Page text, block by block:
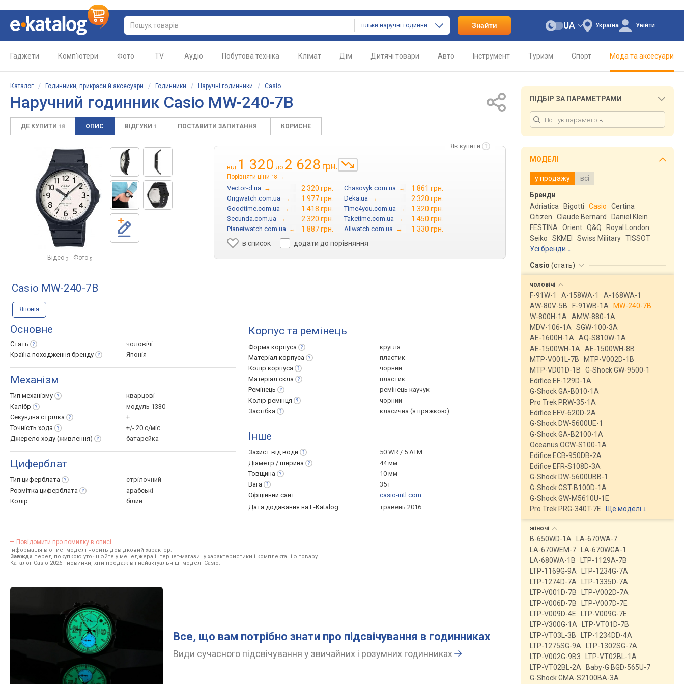
тільки наручні годинники Знайти Україна
UA Увійти
Гаджети Комп'ютери Фото TV Аудіо Побутова техніка Клімат Дім Дитячі товари Авто Інструмент Туризм Спорт Мода та аксесуари
Каталог / Годинники, прикраси й аксесуари / Годинники / Наручні годинники / Casio
Наручний годинник Casio MW-240-7B
ДЕ КУПИТИ 18 ОПИС ВІДГУКИ 1 ПОСТАВИТИ ЗАПИТАННЯ КОРИСНЕ
Відео 3 Фото 5
Як купити
від 1 320 до 2 628 грн.
Порівняти ціни 18 →
Vector-d.ua → 2 320 грн. Chasovyk.com.ua → 1 861 грн.
Origwatch.com.ua → 1 977 грн. Deka.ua → 2 320 грн.
Goodtime.com.ua → 1 418 грн. Time4you.com.ua → 1 320 грн.
Secunda.com.ua → 2 320 грн. Taketime.com.ua → 1 450 грн.
Planetwatch.com.ua → 1 887 грн. Allwatch.com.ua →
1 330 грн.
в список
додати до порівняння
Casio MW-240-7B
Японія
Основне
Стать
чоловічі
Країна походження бренду Японія
Механізм
Тип механізму
кварцові
Калібр
модуль 1330
Секундна стрілка
+
Точність хода
+/- 20 с/міс
Джерело ходу (живлення) батарейка
Циферблат
Тип циферблата
стрілочний
Розмітка циферблата
арабські
Колір
білий
Корпус та ремінець
Форма корпуса
кругла
Матеріал корпуса
пластик
Колір корпуса
чорний
Матеріал скла
пластик
Ремінець
ремінець каучук
Колір ремінця
чорний
Застібка
класична (з пряжкою)
Інше
Захист від води
50 WR / 5 ATM
Діаметр / ширина
44 мм
Товщина
10 мм
Вага
35 г
Офіційний сайт
casio-intl.com
Дата додавання на E-Katalog
травень 2016
Повідомити про помилку в описі
Інформація в описі моделі носить довідковий характер.
Завжди перед покупкою уточнюйте у менеджера інтернет-магазину характеристики і комплектацію товару
Каталог Casio 2026 - новинки, хіти продажів і найактуальніші моделі Casio.
Все, що вам потрібно знати про підсвічування в годинниках
Види сучасного підсвічування у звичайних і розумних годинниках
ПІДБІР ЗА ПАРАМЕТРАМИ
МОДЕЛІ
у продажу всі
Бренди
Adriatica
Bigotti Casio
Certina
Citizen
Claude Bernard
Daniel Klein
FESTINA
Orient Q&Q
Royal London
Seiko
SKMEI Swiss Military TISSOT
Усі бренди
Casio (стать)
чоловічі
F-91W-1 A-158WA-1
A-168WA-1
AW-80V-5B
F-91WB-1A
MW-240-7B
W-800H-1A
AMW-880-1A
MDV-106-1A
SGW-100-3A
AE-1600H-1A
AQ-S810W-1A
AE-1500WH-1A
AE-1500WH-8B
MTP-V001L-7B
MTP-V002D-1B
MTP-VD01D-1B
G-Shock GW-9500-1
Edifice EF-129D-1A
G-Shock GA-B010-1A
Pro Trek PRW-35-1A
Edifice EFV-620D-2A
G-Shock DW-5600UE-1
G-Shock GA-B2100-1A
Oceanus OCW-S100-1A
Edifice ECB-950DB-2A
Edifice EFR-S108D-3A
G-Shock DW-5600UBB-1
G-Shock GST-B100D-1A
G-Shock GW-M5610U-1E
Pro Trek PRG-340T-7E
Ще моделі ↓
жіночі
B-650WD-1A
LA-670WA-7
LA-670WEM-7
LA-670WGA-1
LA-680WA-1B
LTP-1129A-7B
LTP-1169G-9A
LTP-1234G-7A
LTP-1274D-7A
LTP-1335D-7A
LTP-V001D-7B
LTP-V002D-7A
LTP-V006D-7B
LTP-V007D-7E
LTP-V009D-4E
LTP-V009G-7E
LTP-V300G-1A
LTP-VT01D-7B
LTP-VT03L-3B
LTP-1234DD-4A
LTP-1275SG-9A
LTP-1302SG-7A
LTP-V002G-9B3
LTP-VT02BL-1A
LTP-VT02BL-2A
Baby-G BGD-565U-7
G-Shock GMA-S2100BA-3A